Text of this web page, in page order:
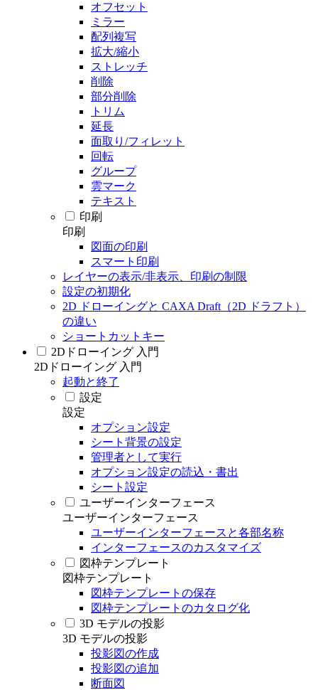
オフセット
ミラー
配列複写
拡大/縮小
ストレッチ
削除
部分削除
トリム
延長
面取り/フィレット
回転
グループ
雲マーク
テキスト
印刷
印刷
図面の印刷
スマート印刷
レイヤーの表示/非表示、印刷の制限
設定の初期化
2D ドローイングと CAXA Draft（2D ドラフト）
の違い
ショートカットキー
2Dドローイング 入門
2Dドローイング 入門
起動と終了
設定
設定
オプション設定
シート背景の設定
管理者として実行
オプション設定の読込・書出
シート設定
ユーザーインターフェース
ユーザーインターフェース
ユーザーインターフェースと各部名称
インターフェースのカスタマイズ
図枠テンプレート
図枠テンプレート
図枠テンプレートの保存
図枠テンプレートのカタログ化
3D モデルの投影
3D モデルの投影
投影図の作成
投影図の追加
断面図